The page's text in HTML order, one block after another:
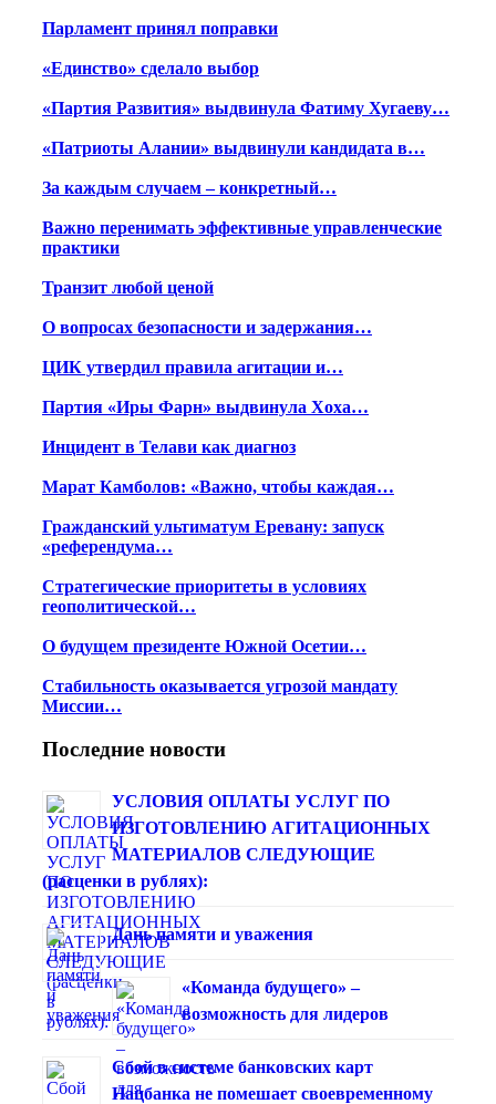
Парламент принял поправки
«Единство» сделало выбор
«Партия Развития» выдвинула Фатиму Хугаеву…
«Патриоты Алании» выдвинули кандидата в…
За каждым случаем – конкретный…
Важно перенимать эффективные управленческие
практики
Транзит любой ценой
О вопросах безопасности и задержания…
ЦИК утвердил правила агитации и…
Партия «Иры Фарн» выдвинула Хоха…
Инцидент в Телави как диагноз
Марат Камболов: «Важно, чтобы каждая…
Гражданский ультиматум Еревану: запуск
«референдума…
Стратегические приоритеты в условиях
геополитической…
О будущем президенте Южной Осетии…
Стабильность оказывается угрозой мандату
Миссии…
Последние новости
УСЛОВИЯ ОПЛАТЫ УСЛУГ ПО
ИЗГОТОВЛЕНИЮ АГИТАЦИОННЫХ
МАТЕРИАЛОВ СЛЕДУЮЩИЕ
(расценки в рублях):
Дань памяти и уважения
«Команда будущего» –
возможность для лидеров
Сбой в системе банковских карт
Нацбанка не помешает своевременному